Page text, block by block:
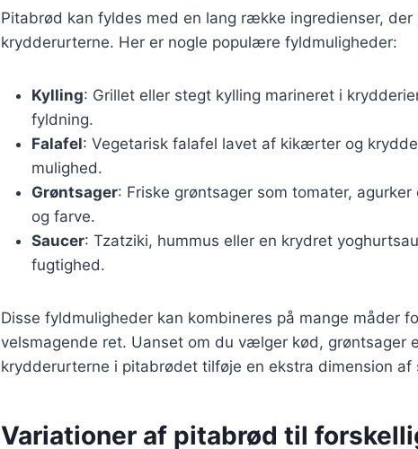
Pitabrød kan fyldes med en lang række ingredienser, der
krydderurterne. Her er nogle populære fyldmuligheder:
Kylling: Grillet eller stegt kylling marineret i
fyldning.
Falafel: Vegetarisk falafel lavet af kikærter og
mulighed.
Grøntsager: Friske grøntsager som tomater,
og farve.
Saucer: Tzatziki, hummus eller en krydret
fugtighed.
Disse fyldmuligheder kan kombineres på mange måder
velsmagende ret. Uanset om du vælger kød, grøntsager
krydderurterne i pitabrødet tilføje en ekstra dimension af
Variationer af pitabrød til